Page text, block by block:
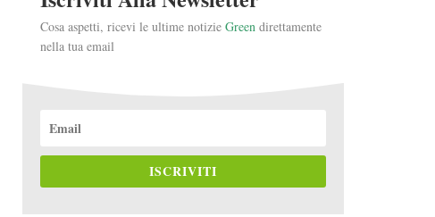
EVITARLI)
L'ITALIA
Cosa aspetti, ricevi le ultime notizie Green direttamente
nella tua email
ISCRIVITI